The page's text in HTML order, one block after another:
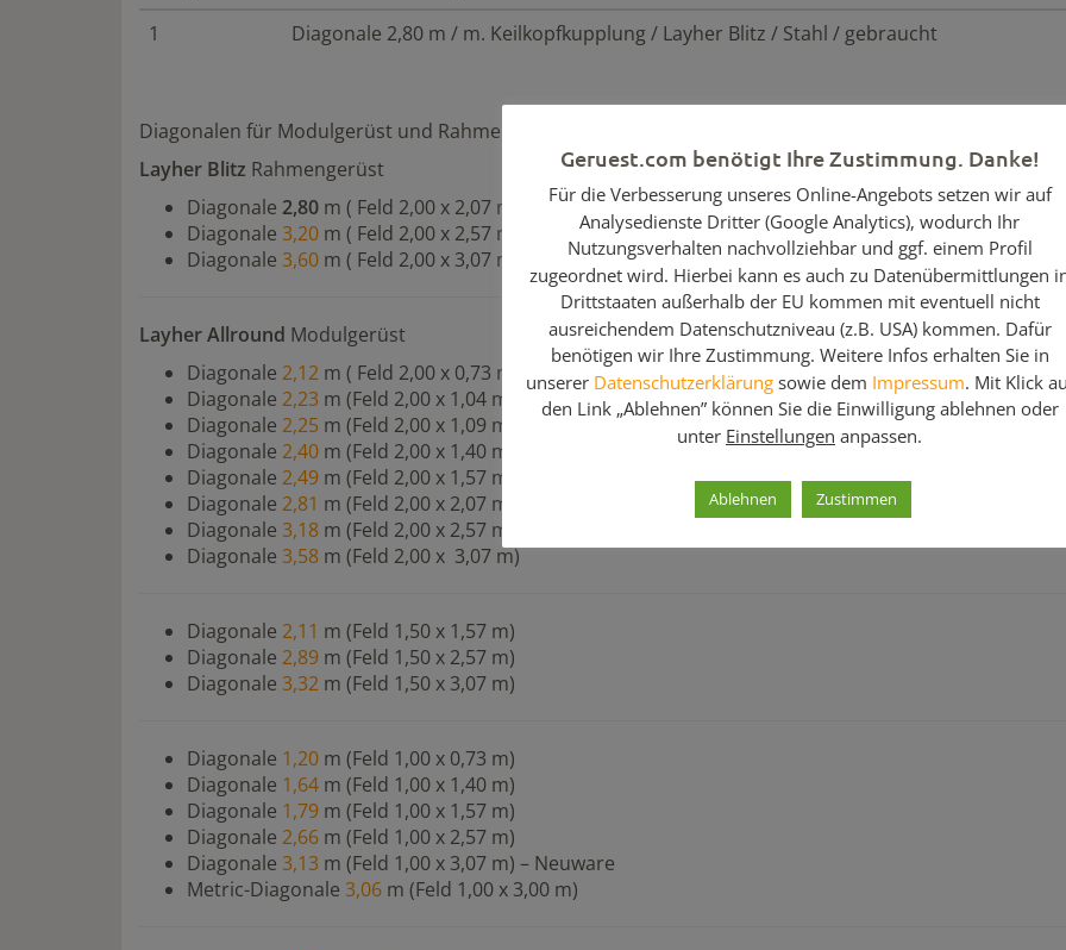
1
Diagonale 2,80 m / m. Keilkopfkupplung / Layher Blitz / Stahl / gebraucht
Diagonalen für Modulgerüst und Rahmengerüst von Layher in der Übersicht:
Layher Blitz Rahmengerüst
Diagonale 2,80 m ( Feld 2,00 x 2,07 m )
Diagonale 3,20 m ( Feld 2,00 x 2,57 m )
Diagonale 3,60 m ( Feld 2,00 x 3,07 m )
Layher Allround Modulgerüst
Diagonale 2,12 m ( Feld 2,00 x 0,73 m )
Diagonale 2,23 m (Feld 2,00 x 1,04 m)
Diagonale 2,25 m (Feld 2,00 x 1,09 m)
Diagonale 2,40 m (Feld 2,00 x 1,40 m)
Diagonale 2,49 m (Feld 2,00 x 1,57 m)
Diagonale 2,81 m (Feld 2,00 x 2,07 m)
Diagonale 3,18 m (Feld 2,00 x 2,57 m)
Diagonale 3,58 m (Feld 2,00 x 3,07 m)
Diagonale 2,11 m (Feld 1,50 x 1,57 m)
Diagonale 2,89 m (Feld 1,50 x 2,57 m)
Diagonale 3,32 m (Feld 1,50 x 3,07 m)
Diagonale 1,20 m (Feld 1,00 x 0,73 m)
Diagonale 1,64 m (Feld 1,00 x 1,40 m)
Diagonale 1,79 m (Feld 1,00 x 1,57 m)
Diagonale 2,66 m (Feld 1,00 x 2,57 m)
Diagonale 3,13 m (Feld 1,00 x 3,07 m) – Neuware
Metric-Diagonale 3,06 m (Feld 1,00 x 3,00 m)
Geruest.com benötigt Ihre Zustimmung. Danke!
Für die Verbesserung unseres Online-Angebots setzen wir auf
Analysedienste Dritter (Google Analytics), wodurch Ihr
Nutzungsverhalten nachvollziehbar und ggf. einem Profil
zugeordnet wird. Hierbei kann es auch zu Datenübermittlungen
Drittstaaten außerhalb der EU kommen mit eventuell nicht
ausreichendem Datenschutzniveau (z.B. USA) kommen. Dafür
benötigen wir Ihre Zustimmung. Weitere Infos erhalten Sie in
unserer Datenschutzerklärungsowie dem Impressum. Mit Klick
den Link „Ablehnen” können Sie die Einwilligung ablehnen oder
unter Einstellungen anpassen.
Ablehnen Zustimmen